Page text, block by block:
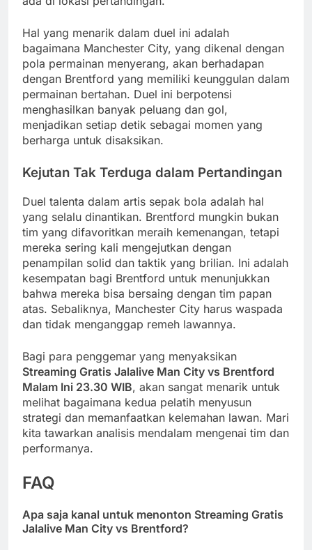
Hal yang menarik dalam duel ini adalah
bagaimana Manchester City, yang dikenal dengan
pola permainan menyerang, akan berhadapan
dengan Brentford yang memiliki keunggulan dalam
permainan bertahan. Duel ini berpotensi
menghasilkan banyak peluang dan gol,
menjadikan setiap detik sebagai momen yang
berharga untuk disaksikan.
Kejutan Tak Terduga dalam Pertandingan
Duel talenta dalam artis sepak bola adalah hal
yang selalu dinantikan. Brentford mungkin bukan
tim yang difavoritkan meraih kemenangan, tetapi
mereka sering kali mengejutkan dengan
penampilan solid dan taktik yang brilian. Ini adalah
kesempatan bagi Brentford untuk menunjukkan
bahwa mereka bisa bersaing dengan tim papan
atas. Sebaliknya, Manchester City harus waspada
dan tidak menganggap remeh lawannya.
Bagi para penggemar yang menyaksikan
Streaming Gratis Jalalive Man City vs Brentford
Malam Ini 23.30 WIB, akan sangat menarik untuk
melihat bagaimana kedua pelatih menyusun
strategi dan memanfaatkan kelemahan lawan. Mari
kita tawarkan analisis mendalam mengenai tim dan
performanya.
FAQ
Apa saja kanal untuk menonton Streaming Gratis
Jalalive Man City vs Brentford?